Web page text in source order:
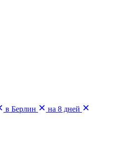
в Берлин
на 8 дней